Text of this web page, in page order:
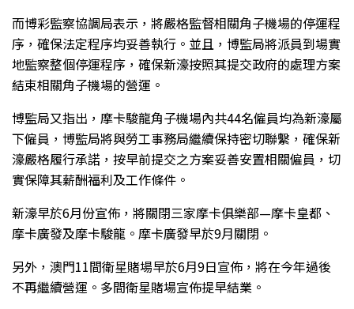
而博彩監察協調局表示，將嚴格監督相關角子機場的停運程
序，確保法定程序均妥善執行。並且，博監局將派員到場實
地監察整個停運程序，確保新濠按照其提交政府的處理方案
結束相關角子機場的營運。
博監局又指出，摩卡駿龍角子機場內共44名僱員均為新濠屬
下僱員，博監局將與勞工事務局繼續保持密切聯繫，確保新
濠嚴格履行承諾，按早前提交之方案妥善安置相關僱員，切
實保障其薪酬福利及工作條件。
新濠早於6月份宣佈，將關閉三家摩卡俱樂部—摩卡皇都、
摩卡廣發及摩卡駿龍。摩卡廣發早於9月關閉。
另外，澳門11間衛星賭場早於6月9日宣佈，將在今年過後
不再繼續營運。多間衛星賭場宣佈提早結業。